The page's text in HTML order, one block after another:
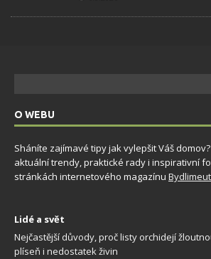
O WEBU
Sháníte zajímavé tipy jak vylepšit Váš
aktuální trendy, praktické rady i inspirativní
stránkách internetového magazínu
Lidé a svět
Nejčastější důvody, proč listy orchidejí
plíseň i nedostatek živin